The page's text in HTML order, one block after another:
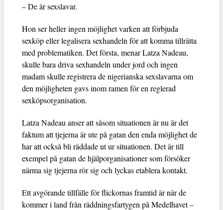
– De är sexslavar.
Hon ser heller ingen möjlighet varken att förbjuda
sexköp eller legalisera sexhandeln för att komma tillrätta
med problematiken. Det första, menar Latza Nadeau,
skulle bara driva sexhandeln under jord och ingen
madam skulle registrera de nigerianska sexslavarna om
den möjligheten gavs inom ramen för en reglerad
sexköpsorganisation.
Latza Nadeau anser att såsom situationen är nu är det
faktum att tjejerna är ute på gatan den enda möjlighet de
har att också bli räddade ut ur situationen. Det är till
exempel på gatan de hjälporganisationer som försöker
närma sig tjejerna rör sig och lyckas etablera kontakt.
Ett avgörande tillfälle för flickornas framtid är när de
kommer i land från räddningsfartygen på Medelhavet –